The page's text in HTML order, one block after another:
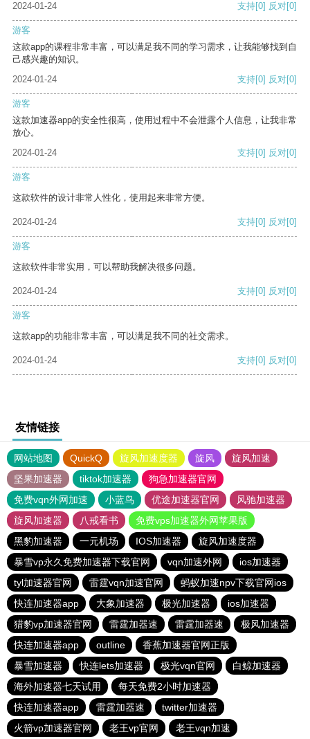
2024-01-24 支持[0] 反对[0]
游客
这款app的课程非常丰富，可以满足我不同的学习需求，让我能够找到自
己感兴趣的知识。
2024-01-24
支持[0] 反对[0]
游客
这款加速器app的安全性很高，使用过程中不会泄露个人信息，让我非常
放心。
2024-01-24
支持[0] 反对[0]
游客
这款软件的设计非常人性化，使用起来非常方便。
2024-01-24 支持[0] 反对[0]
游客
这款软件非常实用，可以帮助我解决很多问题。
2024-01-24 支持[0] 反对[0]
游客
这款app的功能非常丰富，可以满足我不同的社交需求。
2024-01-24 支持[0] 反对[0]
友情链接
网站地图 QuickQ 旋风加速度器 旋风
旋风加速
坚果加速器
tiktok加速器
狗急加速器官网
免费vqn外网加速
小蓝鸟 优途加速器官网
风驰加速器
旋风加速器
八戒看书
免费vps加速器外网苹果版
黑豹加速器
一元机场 IOS加速器
旋风加速度器
暴雪vp永久免费加速器下载官网
vqn加速外网
ios加速器
tyl加速器官网
雷霆vqn加速官网
蚂蚁加速npv下载官网ios
快连加速器app
大象加速器 极光加速器
ios加速器
猎豹vp加速器官网
雷霆加器速 雷霆加器速
极风加速器
快连加速器app
outline
香蕉加速器官网正版
暴雪加速器
快连lets加速器 极光vqn官网
白鲸加速器
海外加速器七天试用
每天免费2小时加速器
快连加速器app
雷霆加器速
twitter加速器
火箭vp加速器官网
老王vp官网 老王vqn加速